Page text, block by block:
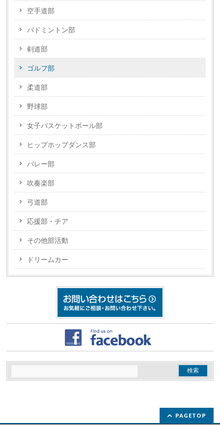
空手道部
バドミントン部
剣道部
ゴルフ部
柔道部
野球部
女子バスケットボール部
ヒップホップダンス部
バレー部
吹奏楽部
弓道部
応援部・チア
その他部活動
ドリームカー
PAGETOP